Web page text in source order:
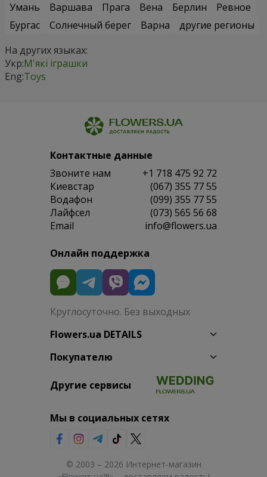
Умань
Варшава Прага Вена Берлин
Ревное
Бургас
Солнечный берег Варна
другие регионы
На других языках:
Укр:М'які іграшки
Eng:Toys
Контактные данные
Звоните нам
+1 718 475 92 72
Киевстар
(067) 355 77 55
Водафон
(099) 355 77 55
Лайфсел
(073) 565 56 68
Email
info@flowers.ua
Онлайн поддержка
Круглосуточно. Без выходных
Flowers.ua DETAILS
Покупателю
Другие сервисы
Мы в социальных сетях
© 2003 – 2026 Интернет-магазин